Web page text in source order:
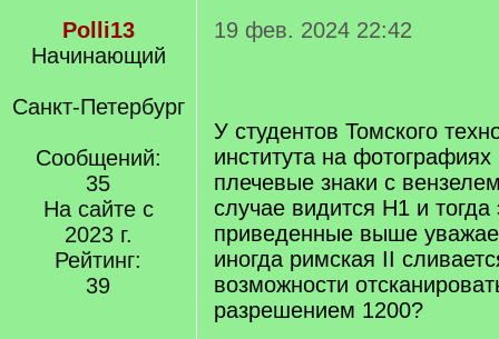
Polli13
Начинающий
Санкт-Петербург
Сообщений:
35
На сайте с
2023 г.
Рейтинг:
39
19 фев. 2024 22:42
У студентов Томского
института на фотографиях
плечевые знаки с
случае видится Н1 и
приведенные выше
иногда римская II
возможности
разрешением 1200?